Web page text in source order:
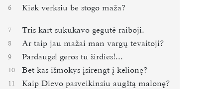
6 Kiek verksiu be stogo maža?
7 Tris kart sukukavo gegutė raiboji.
8 Ar taip jau mažai man vargų tevaitoji?
9 Pardaugel geros tu širdies!...
10 Bet kas išmokys įsirengt į kelionę?
11 Kaip Dievo pasveikinsiu augštą malonę?